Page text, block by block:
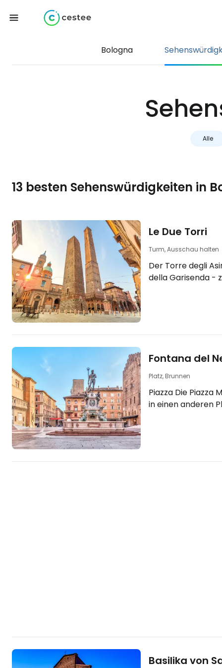
Bologna
Alle
13 besten Sehenswürdigkeiten in
Le Due Torri
Turm, Ausschau halten
Der Torre degli
della Garisenda -
Symbole der
berühmtesten
Sie Ihr Hotel jetzt
Booking.com"
https://
torri] Beide
Fontana del
Platz, Brunnen
Piazza Die Piazza
in einen anderen
schönsten
https://
Basilika von